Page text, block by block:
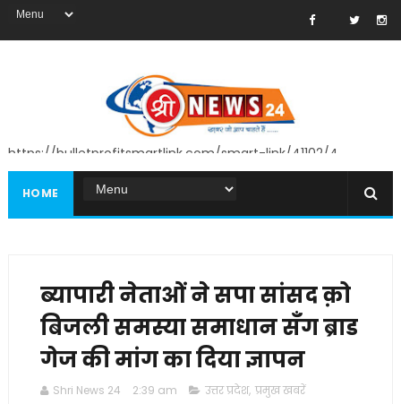
https://bulletprofitsmartlink.com/smart-link/41102/4
HOME
ब्यापारी नेताओं ने सपा सांसद क़ो
बिजली समस्या समाधान सँग ब्राड
गेज की मांग का दिया ज्ञापन
Shri News 24 2:39 am उत्तर प्रदेश, प्रमुख खबरें